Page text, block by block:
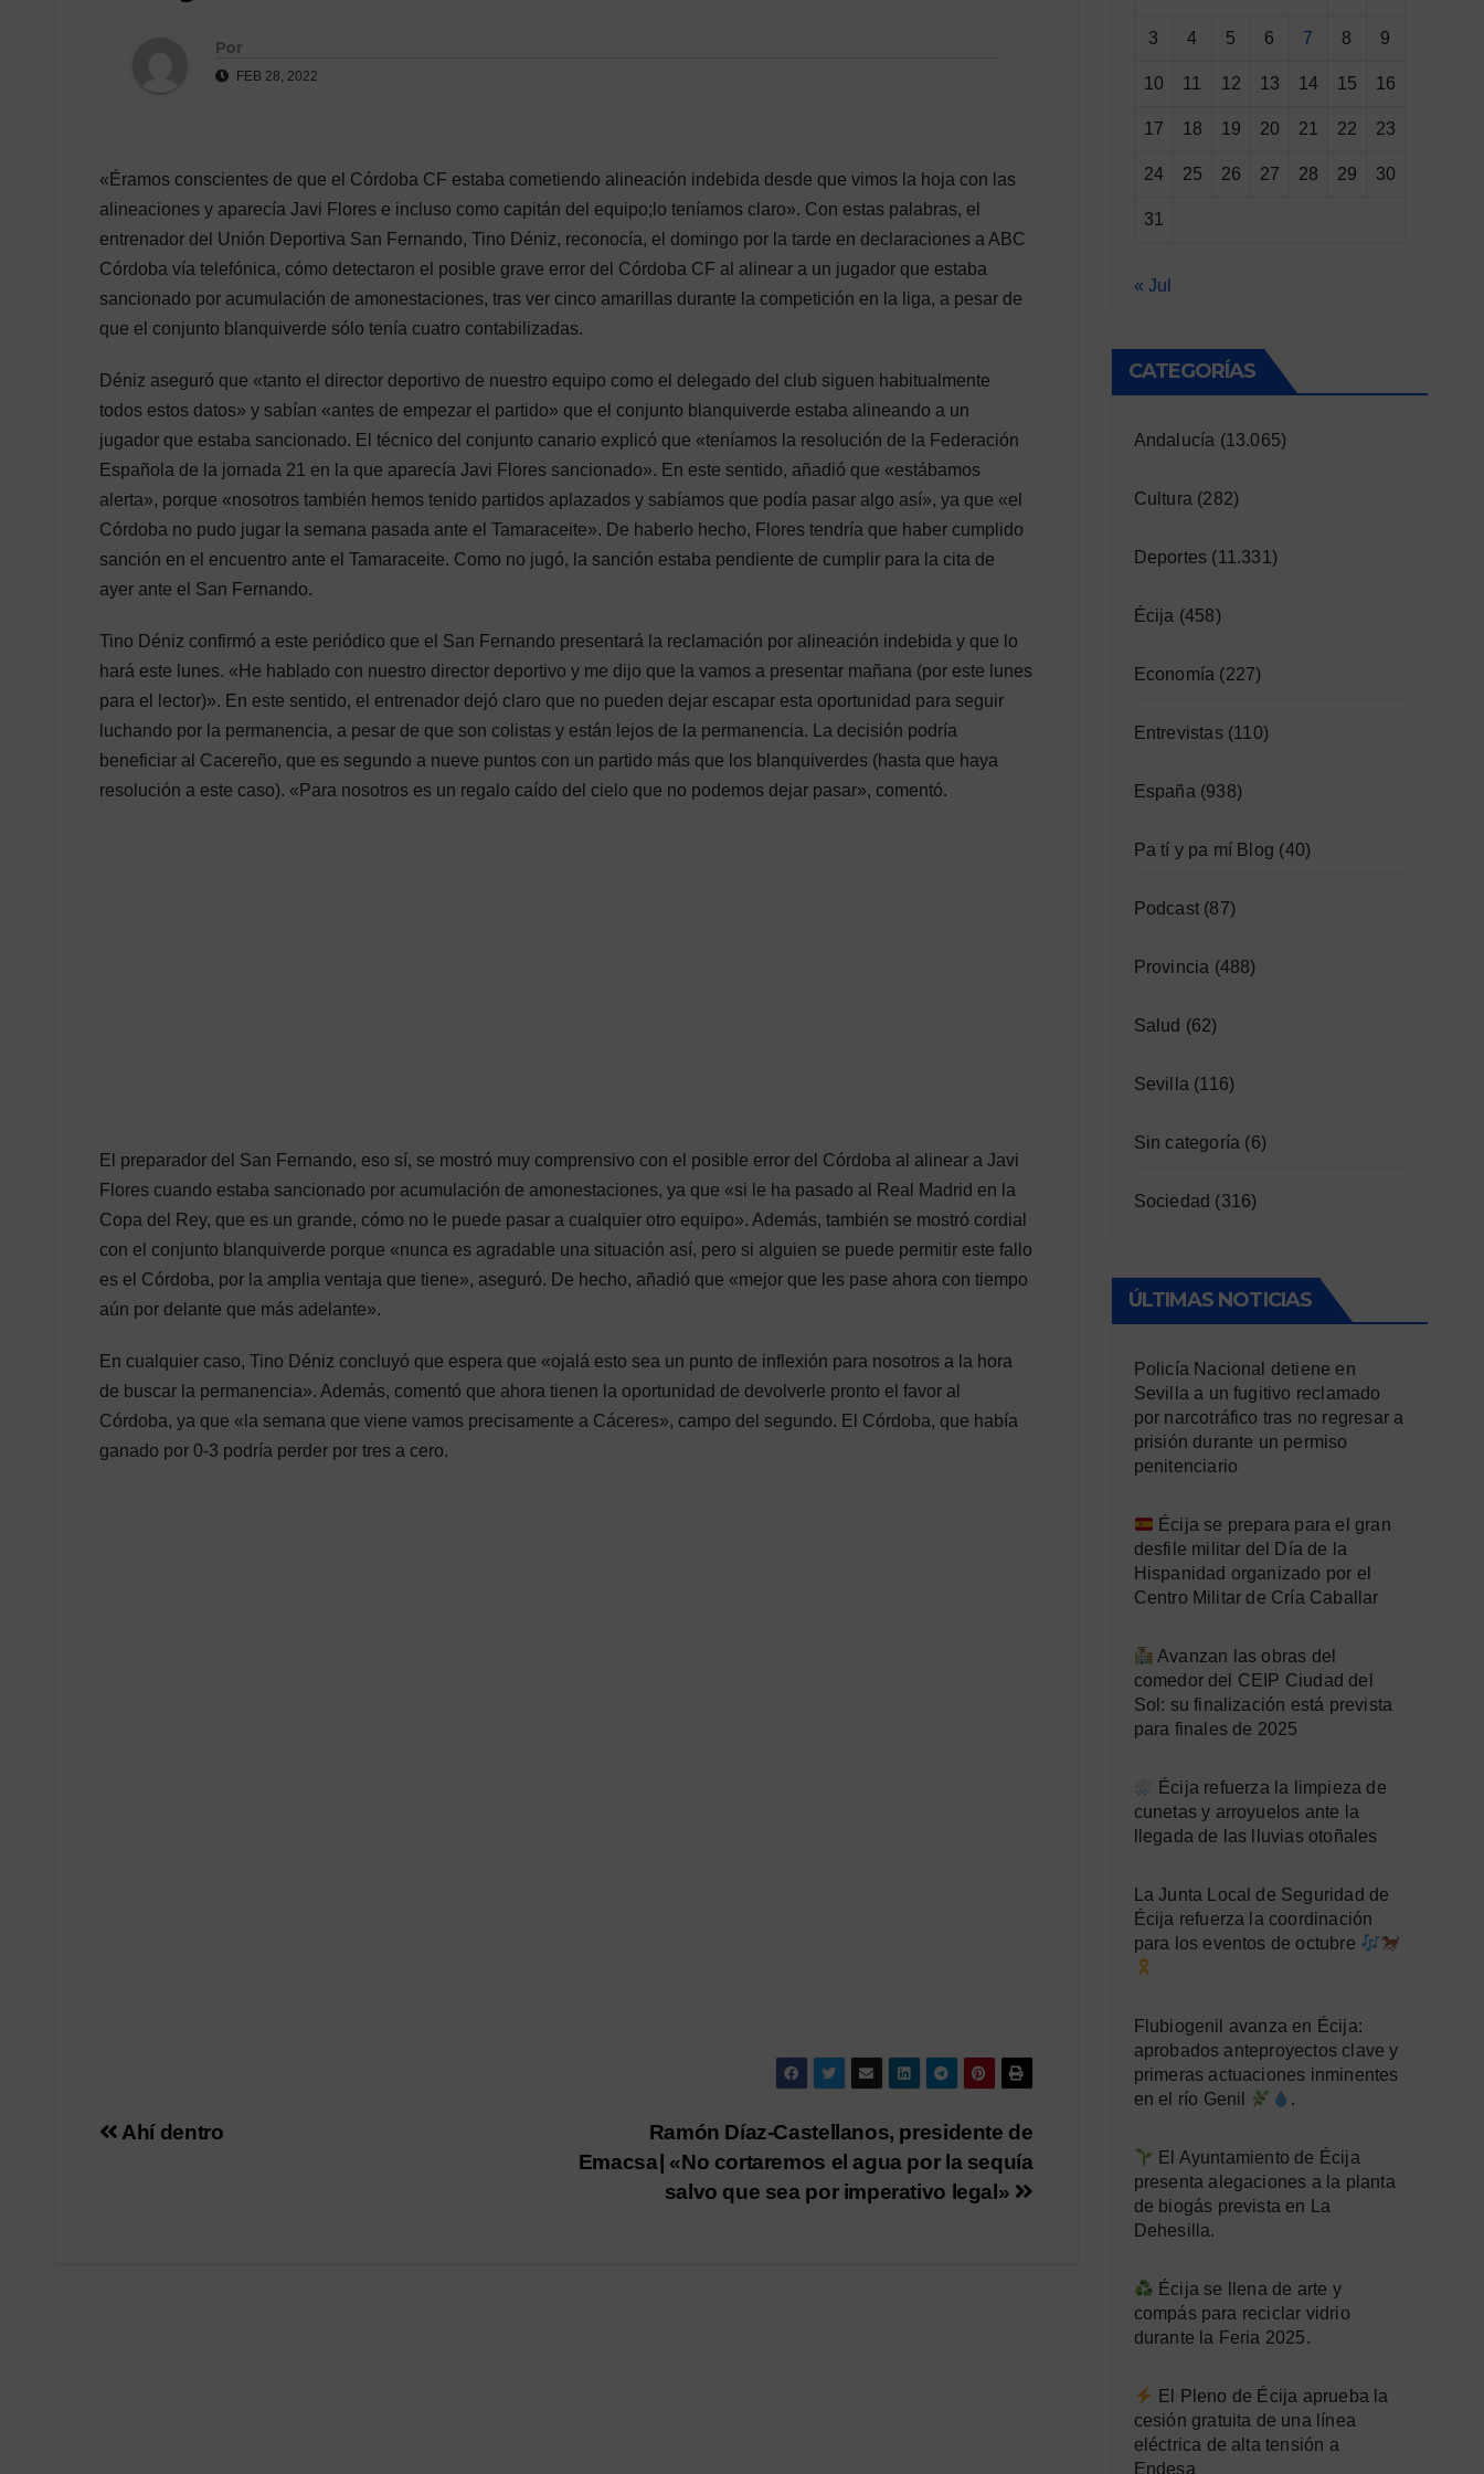
Por
FEB 28, 2022
«Éramos conscientes de que el Córdoba CF estaba cometiendo alineación indebida desde que vimos la hoja con las
alineaciones y aparecía Javi Flores e incluso como capitán del equipo;lo teníamos claro». Con estas palabras, el
entrenador del Unión Deportiva San Fernando, Tino Déniz, reconocía, el domingo por la tarde en declaraciones a ABC
Córdoba vía telefónica, cómo detectaron el posible grave error del Córdoba CF al alinear a un jugador que estaba
sancionado por acumulación de amonestaciones, tras ver cinco amarillas durante la competición en la liga, a pesar de
que el conjunto blanquiverde sólo tenía cuatro contabilizadas.
Déniz aseguró que «tanto el director deportivo de nuestro equipo como el delegado del club siguen habitualmente
todos estos datos» y sabían «antes de empezar el partido» que el conjunto blanquiverde estaba alineando a un
jugador que estaba sancionado. El técnico del conjunto canario explicó que «teníamos la resolución de la Federación
Española de la jornada 21 en la que aparecía Javi Flores sancionado». En este sentido, añadió que «estábamos
alerta», porque «nosotros también hemos tenido partidos aplazados y sabíamos que podía pasar algo así», ya que «el
Córdoba no pudo jugar la semana pasada ante el Tamaraceite». De haberlo hecho, Flores tendría que haber cumplido
sanción en el encuentro ante el Tamaraceite. Como no jugó, la sanción estaba pendiente de cumplir para la cita de
ayer ante el San Fernando.
Tino Déniz confirmó a este periódico que el San Fernando presentará la reclamación por alineación indebida y que lo
hará este lunes. «He hablado con nuestro director deportivo y me dijo que la vamos a presentar mañana (por este lunes
para el lector)». En este sentido, el entrenador dejó claro que no pueden dejar escapar esta oportunidad para seguir
luchando por la permanencia, a pesar de que son colistas y están lejos de la permanencia. La decisión podría
beneficiar al Cacereño, que es segundo a nueve puntos con un partido más que los blanquiverdes (hasta que haya
resolución a este caso). «Para nosotros es un regalo caído del cielo que no podemos dejar pasar», comentó.
El preparador del San Fernando, eso sí, se mostró muy comprensivo con el posible error del Córdoba al alinear a Javi
Flores cuando estaba sancionado por acumulación de amonestaciones, ya que «si le ha pasado al Real Madrid en la
Copa del Rey, que es un grande, cómo no le puede pasar a cualquier otro equipo». Además, también se mostró cordial
con el conjunto blanquiverde porque «nunca es agradable una situación así, pero si alguien se puede permitir este fallo
es el Córdoba, por la amplia ventaja que tiene», aseguró. De hecho, añadió que «mejor que les pase ahora con tiempo
aún por delante que más adelante».
En cualquier caso, Tino Déniz concluyó que espera que «ojalá esto sea un punto de inflexión para nosotros a la hora
de buscar la permanencia». Además, comentó que ahora tienen la oportunidad de devolverle pronto el favor al
Córdoba, ya que «la semana que viene vamos precisamente a Cáceres», campo del segundo. El Córdoba, que había
ganado por 0-3 podría perder por tres a cero.
Navegación
Ramón Díaz-Castellanos, presidente de
Emacsa | «No cortaremos el agua por la sequía
salvo que sea por imperativo legal»
Ahí dentro
3 4 5 6 7 8 9
10 11 12 13 14 15 16
17 18 19 20 21 22 23
24 25 26 27 28 29 30
31
« Jul
CATEGORÍAS
Andalucía (13.065)
Cultura (282)
Deportes (11.331)
Écija (458)
Economía (227)
Entrevistas(110)
España (938)
Pa tí y pa mí Blog (40)
Podcast(87)
Provincia (488)
Salud (62)
Sevilla (116)
Sin categoría (6)
Sociedad (316)
ÚLTIMAS NOTICIAS
Policía Nacional detiene en
Sevilla a un fugitivo reclamado
por narcotráfico tras no regresar a
prisión durante un permiso
penitenciario
Écija se prepara para el gran
desfile militar del Día de la
Hispanidad organizado por el
Centro Militar de Cría Caballar
Avanzan las obras del
comedor del CEIP Ciudad del
Sol: su finalización está prevista
para finales de 2025
Écija refuerza la limpieza de
cunetas y arroyuelos ante la
llegada de las lluvias otoñales
La Junta Local de Seguridad de
Écija refuerza la coordinación
para los eventos de octubre
Flubiogenil avanza en Écija:
aprobados anteproyectos clave y
primeras actuaciones inminentes
en el río Genil
.
El Ayuntamiento de Écija
presenta alegaciones a la planta
de biogás prevista en La
Dehesilla.
Écija se llena de arte y
compás para reciclar vidrio
durante la Feria 2025.
El Pleno de Écija aprueba la
cesión gratuita de una línea
eléctrica de alta tensión a
Endesa